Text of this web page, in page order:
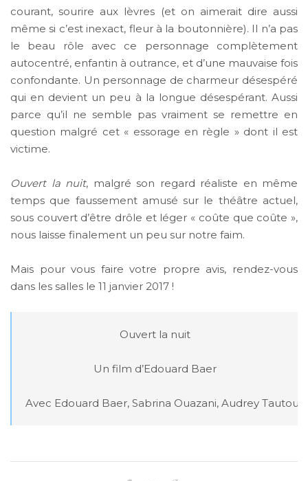
courant, sourire aux lèvres (et on aimerait dire aussi
même si c’est inexact, fleur à la boutonnière). Il n’a pas
le beau rôle avec ce personnage complètement
autocentré, enfantin à outrance, et d’une mauvaise fois
confondante. Un personnage de charmeur désespéré
qui en devient un peu à la longue désespérant. Aussi
parce qu’il ne semble pas vraiment se remettre en
question malgré cet « essorage en règle » dont il est
victime.
Ouvert la nuit, malgré son regard réaliste en même
temps que faussement amusé sur le théâtre actuel,
sous couvert d’être drôle et léger « coûte que coûte »,
nous laisse finalement un peu sur notre faim.
Mais pour vous faire votre propre avis, rendez-vous
dans les salles le 11 janvier 2017 !
Ouvert la nuit
Un film d’Edouard Baer
Avec Edouard Baer, Sabrina Ouazani, Audrey Tautou…